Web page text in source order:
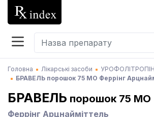
Головна Лікарські засоби
УРОФОЛІТРОПІН
БРАВЕЛЬ порошок 75 МО Феррінг
БРАВЕЛЬ порошок 75 МО
Феррінг Арцнайміттель